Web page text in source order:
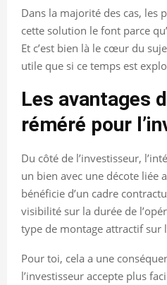
Dans la majorité des cas, les
cette solution le font parce
Et c’est bien là le cœur du
utile que si ce temps est
Les avantages
réméré pour
Du côté de l’investisseur,
un bien avec une décote liée
bénéficie d’un cadre
visibilité sur la durée de
type de montage attractif sur
Pour toi, cela a une
l’investisseur accepte plus